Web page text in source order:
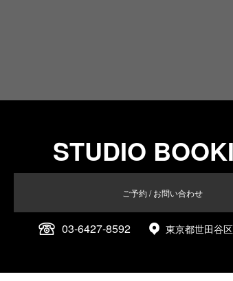
STUDIO
ご予約 / お問い合わせ
03-6427-8592 東京都世田谷